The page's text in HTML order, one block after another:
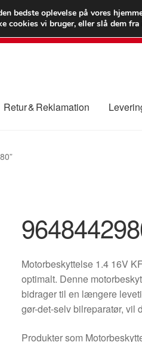
fra 55 kr.
Retur & Reklamation
Motorbeskyttelse 1.4 16V
optimalt. Denne
bidrager til en længere
gør-det-selv bilreparatør, vil
Produkter som
bedste oplevelse på vores
cookies vi bruger, eller slå dem